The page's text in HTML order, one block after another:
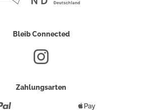
Bleib Connected
Zahlungsarten